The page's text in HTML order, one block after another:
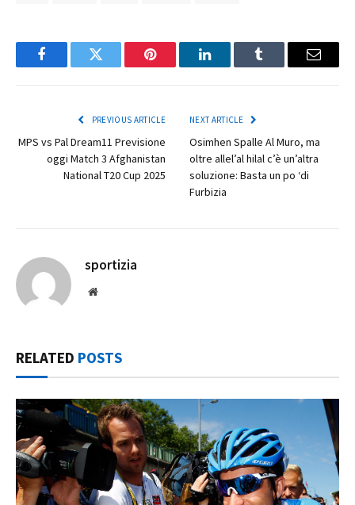
FacebookTwitter Pinterest LinkedInTumblr Email
PREVIOUS ARTICLE
MPS vs Pal Dream11 Previsione
oggi Match 3 Afghanistan
National T20 Cup 2025
NEXT ARTICLE
Osimhen Spalle Al Muro, ma
oltre allel’al hilal c’è un’altra
soluzione: Basta un po ‘di
Furbizia
sportizia
Website
RELATED POSTS